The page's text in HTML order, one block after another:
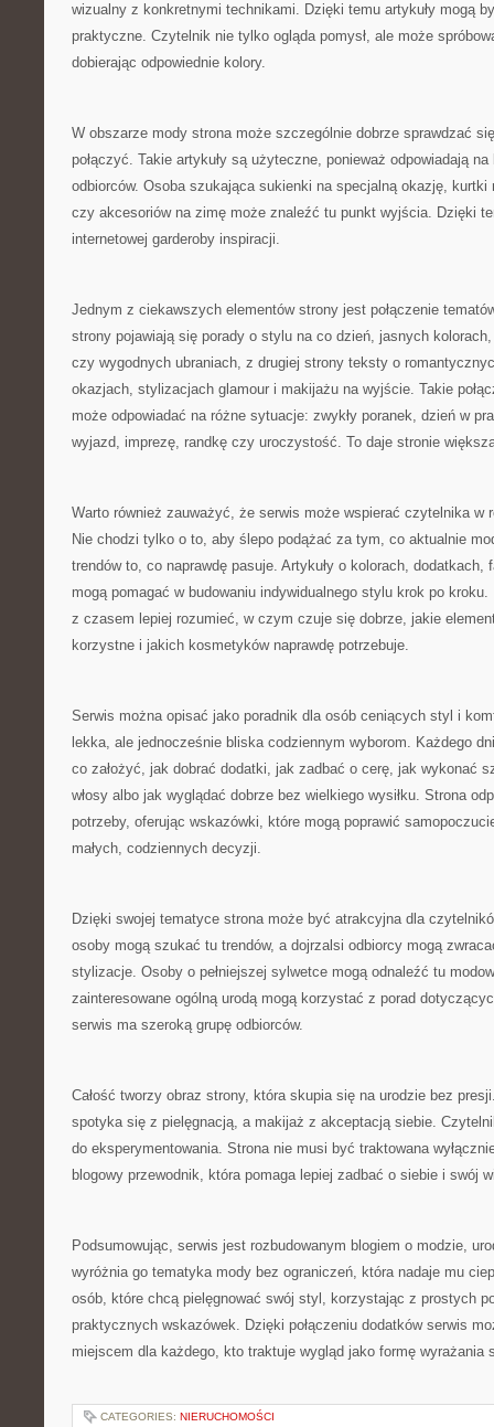
wizualny z konkretnymi technikami. Dzięki temu artykuły mogą
praktyczne. Czytelnik nie tylko ogląda pomysł, ale może
dobierając odpowiednie kolory.
W obszarze mody strona może szczególnie dobrze sprawdzać
połączyć. Takie artykuły są użyteczne, ponieważ odpowiadają
odbiorców. Osoba szukająca sukienki na specjalną okazję, kurtki
czy akcesoriów na zimę może znaleźć tu punkt wyjścia. Dzięki
internetowej garderoby inspiracji.
Jednym z ciekawszych elementów strony jest połączenie
strony pojawiają się porady o stylu na co dzień, jasnych
czy wygodnych ubraniach, z drugiej strony teksty o
okazjach, stylizacjach glamour i makijażu na wyjście. Takie
może odpowiadać na różne sytuacje: zwykły poranek, dzień w
wyjazd, imprezę, randkę czy uroczystość. To daje stronie
Warto również zauważyć, że serwis może wspierać czytelnika w
Nie chodzi tylko o to, aby ślepo podążać za tym, co aktualnie
trendów to, co naprawdę pasuje. Artykuły o kolorach, dodatkach,
mogą pomagać w budowaniu indywidualnego stylu krok po
z czasem lepiej rozumieć, w czym czuje się dobrze, jakie
korzystne i jakich kosmetyków naprawdę potrzebuje.
Serwis można opisać jako poradnik dla osób ceniących styl i
lekka, ale jednocześnie bliska codziennym wyborom. Każdego
co założyć, jak dobrać dodatki, jak zadbać o cerę, jak wykonać
włosy albo jak wyglądać dobrze bez wielkiego wysiłku. Strona
potrzeby, oferując wskazówki, które mogą poprawić
małych, codziennych decyzji.
Dzięki swojej tematyce strona może być atrakcyjna dla
osoby mogą szukać tu trendów, a dojrzalsi odbiorcy mogą
stylizacje. Osoby o pełniejszej sylwetce mogą odnaleźć tu
zainteresowane ogólną urodą mogą korzystać z porad
serwis ma szeroką grupę odbiorców.
Całość tworzy obraz strony, która skupia się na urodzie bez
spotyka się z pielęgnacją, a makijaż z akceptacją siebie.
do eksperymentowania. Strona nie musi być traktowana
blogowy przewodnik, która pomaga lepiej zadbać o siebie i swój
Podsumowując, serwis jest rozbudowanym blogiem o modzie,
wyróżnia go tematyka mody bez ograniczeń, która nadaje mu
osób, które chcą pielęgnować swój styl, korzystając z prostych
praktycznych wskazówek. Dzięki połączeniu dodatków serwis
miejscem dla każdego, kto traktuje wygląd jako formę wyrażania
CATEGORIES: NIERUCHOMOŚCI